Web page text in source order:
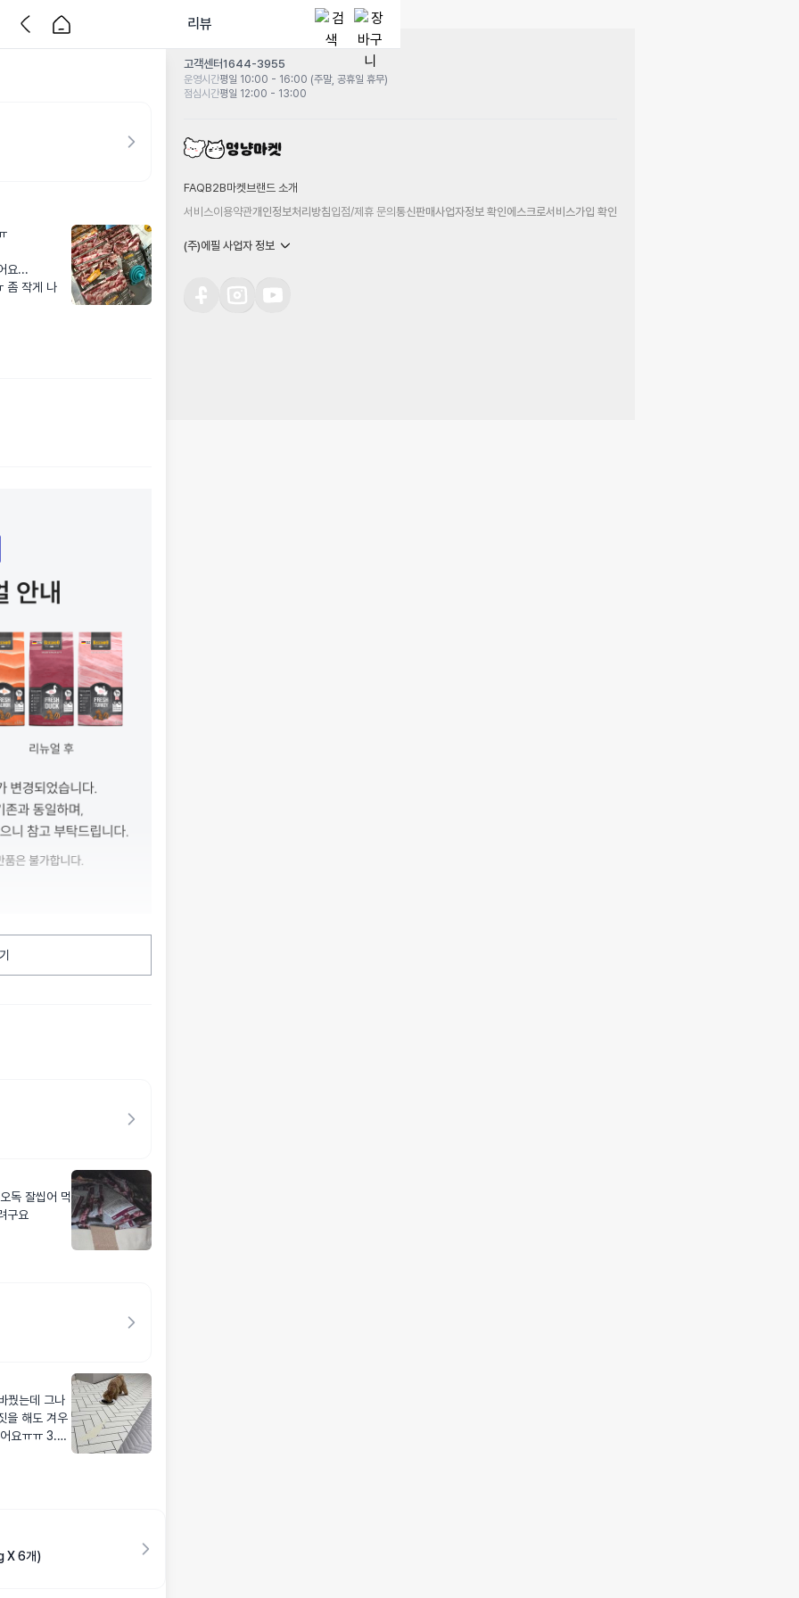
리뷰
요...
좀 작게 나
독 잘씹어 먹
구요
꿨는데 그나
을 해도 겨우
요ㅠㅠ 3.4k
X 6개)
고객센터1644-3955
운영시간평일 10:00 - 16:00 (주말, 공휴일 휴무)
점심시간평일 12:00 - 13:00
FAQB2B마켓 브랜드 소개
서비스이용약관개인정보처리방침입점/제휴 문의통신판매사업자정보 확인에스크로서비스가입 확인
(주)에필 사업자 정보